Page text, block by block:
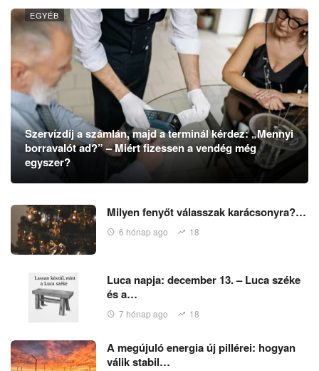
EGYÉB
Szervízdíj a számlán, majd a terminál kérdez: „Mennyi
borravalót ad?” – Miért fizessen a vendég még
egyszer?
Milyen fenyőt válasszak karácsonyra?…
6 hónap ago 18
Luca napja: december 13. – Luca széke
és a…
7 hónap ago 18
A megújuló energia új pillérei: hogyan
válik stabil…